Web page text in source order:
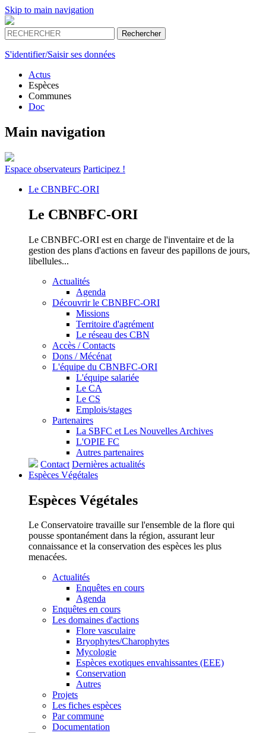
Skip to main navigation
S'identifier/Saisir ses données
Actus
Espèces
Communes
Doc
Main navigation
Espace observateurs Participez !
Le CBNBFC-ORI
Le CBNBFC-ORI
Le CBNBFC-ORI est en charge de l'inventaire et de la
gestion des plans d'actions en faveur des papillons de jours,
libellules...
Actualités
Agenda
Découvrir le CBNBFC-ORI
Missions
Territoire d'agrément
Le réseau des CBN
Accès / Contacts
Dons / Mécénat
L'équipe du CBNBFC-ORI
L'équipe salariée
Le CA
Le CS
Emplois/stages
Partenaires
La SBFC et Les Nouvelles Archives
L'OPIE FC
Autres partenaires
Contact Dernières actualités
Espèces Végétales
Espèces Végétales
Le Conservatoire travaille sur l'ensemble de la flore qui
pousse spontanément dans la région, assurant leur
connaissance et la conservation des espèces les plus
menacées.
Actualités
Enquêtes en cours
Agenda
Enquêtes en cours
Les domaines d'actions
Flore vasculaire
Bryophytes/Charophytes
Mycologie
Espèces exotiques envahissantes (EEE)
Conservation
Autres
Projets
Les fiches espèces
Par commune
Documentation